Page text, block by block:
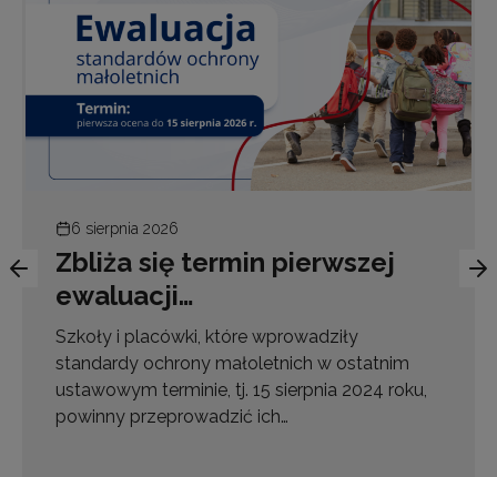
6 sierpnia 2026
Zbliża się termin pierwszej
ewaluacji…
Szkoły i placówki, które wprowadziły
standardy ochrony małoletnich w ostatnim
ustawowym terminie, tj. 15 sierpnia 2024 roku,
powinny przeprowadzić ich…